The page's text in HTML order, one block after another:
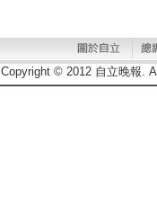
Copyright © 2012 自立晚報.